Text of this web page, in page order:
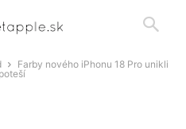
Farby nového iPhonu 18 Pro unikli